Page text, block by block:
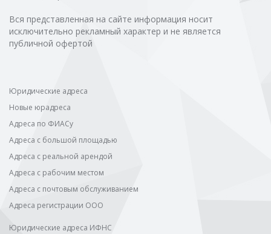
Вся представленная на сайте информация носит
исключительно рекламный характер и не является
публичной офертой
Юридические адреса
Новые юрадреса
Адреса по ФИАСу
Адреса с большой площадью
Адреса с реальной арендой
Адреса с рабочим местом
Адреса с почтовым обслуживанием
Адреса регистрации ООО
Юридические адреса ИФНС